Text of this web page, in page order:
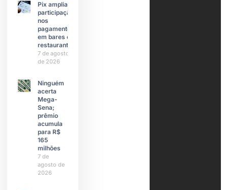
Pix amplia
participação
nos
pagamentos
em bares e
restaurantes
7 de agosto
de 2026
Ninguém
acerta
Mega-
Sena;
prêmio
acumula
para R$
165
milhões
7 de
agosto de
2026